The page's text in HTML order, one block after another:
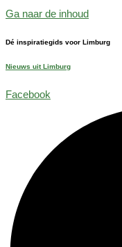
Ga naar de inhoud
Dé inspiratiegids voor Limburg
Nieuws uit Limburg
Facebook